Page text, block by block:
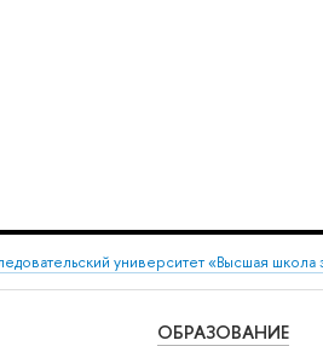
университет «Высшая школа
ОБРАЗОВАНИЕ